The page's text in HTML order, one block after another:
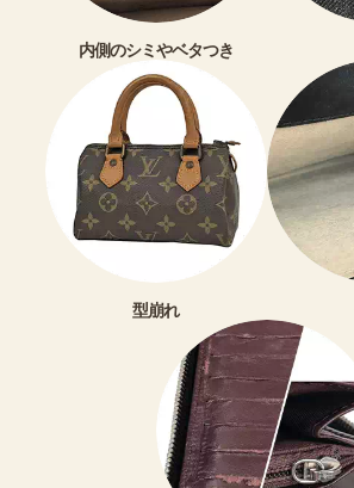
内側のシミやベタつき
型崩れ